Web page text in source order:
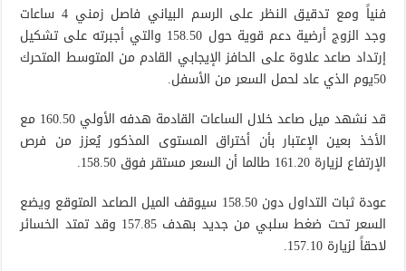
فنياً ومع تدقيق النظر على الرسم البياني فاصل زمني 4 ساعات
وجد الزوج أرضية دعم قوية حول 158.50 والتي أجبرته على تشكيل
إرتداد صاعد علاوة على الحافز الإيجابي القادم من المتوسط المتحرك
50يوم الذي عاد لحمل السعر من الأسفل.
قد نشهد ميل صاعد خلال الساعات القادمة هدفه الأولي 160.50 مع
الأخذ بعين الإعتبار بأن أختراق المستوى المذكور يُعزز من فرص
الإرتفاع لزيارة 161.20 طالما أن السعر مستقر فوق 158.50.
عودة ثبات التداول دون 158.50 سيوقف الميل الصاعد المتوقع ويضع
السعر تحت ضغط سلبي من جديد بهدف 157.85 وقد تمتد الخسائر
لاحقاً لزيارة 157.10.